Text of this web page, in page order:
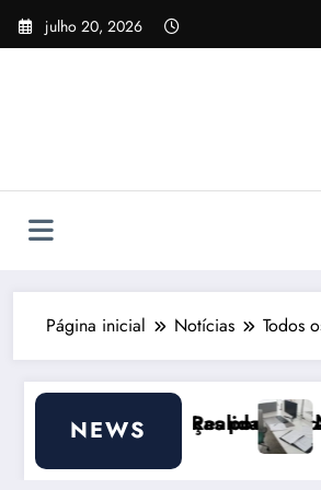
Pular
para
julho 20, 2026
Página inicial Notícias Todos
NEWS
ajudar
do Atendimento
Apostila de Haia Portugal